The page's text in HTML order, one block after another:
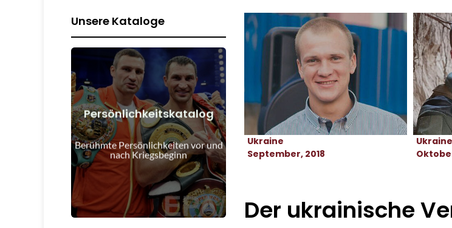
Unsere Kataloge
Persönlichkeitskatalog
Berühmte Persönlichkeiten vor und
nach Kriegsbeginn
Menschen vor und nach
Kriegsbeginn
Details anzeigen
Ukraine
September, 2018
Ukraine
Der ukrainische